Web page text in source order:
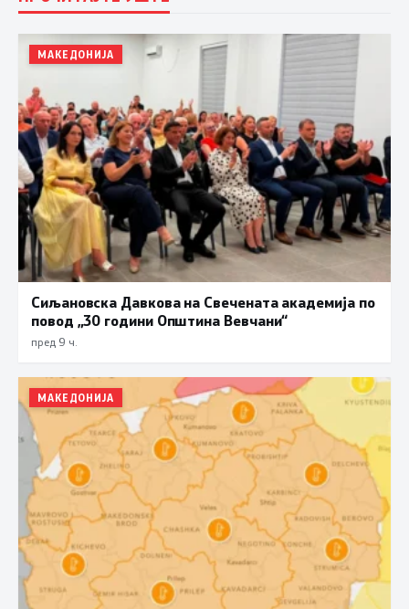
МАКЕДОНИЈА
Сиљановска Давкова на Свечената академија по
повод „30 години Општина Вевчани“
пред 9 ч.
МАКЕДОНИЈА